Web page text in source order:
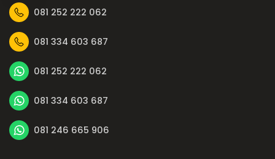
081 252 222 062
081 334 603 687
081 252 222 062
081 334 603 687
081 246 665 906